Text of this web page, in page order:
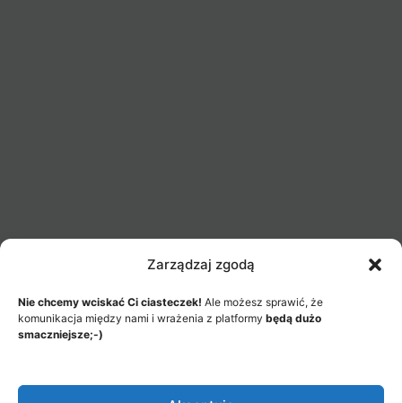
Zarządzaj zgodą
Nie chcemy wciskać Ci ciasteczek! Ale możesz sprawić, że
komunikacja między nami i wrażenia z platformy będą dużo
smaczniejsze;-)